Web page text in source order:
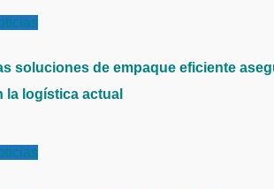
soluciones de empaque eficiente
la logística actual